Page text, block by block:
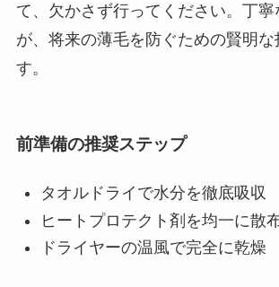
て、欠かさず行ってください。丁
が、将来の薄毛を防ぐための賢明な
す。
前準備の推奨ステップ
タオルドライで水分を徹底吸収
ヒートプロテクト剤を均一に散
ドライヤーの温風で完全に乾燥